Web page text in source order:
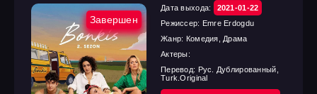
Завершен
Дата выхода:
2021-01-22
Режиссер: Emre Erdogdu
Жанр: Комедия, Драма
Актеры:
Перевод: Рус. Дублированный,
Turk.Original